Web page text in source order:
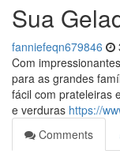
Sua
fanniefeqn679846
Com
para as grandes
fácil com prateleiras
e verduras https://
Comments